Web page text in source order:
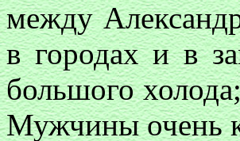
между
в городах и в
большого
Мужчины очень